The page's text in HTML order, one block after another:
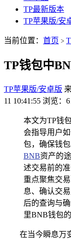
TP最新版本
TP苹果版/安
当前位置： 首页 >
TP钱包中
TP苹果版/安卓版
11 10:41:55 浏览：
本文为TP钱
会指导用户
包，确保钱
BNB资产的
述交易前的
重点聚焦交
息、确认交
后的查询与
里BNB钱包
在当今瞬息万